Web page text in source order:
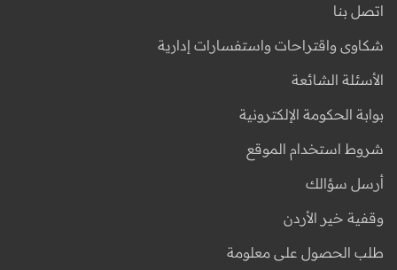
اتصل بنا
شكاوى واقتراحات واستفسارات إدارية
الأسئلة الشائعة
بوابة الحكومة الإلكترونية
شروط استخدام الموقع
أرسل سؤالك
وقفية خير الأردن
طلب الحصول على معلومة